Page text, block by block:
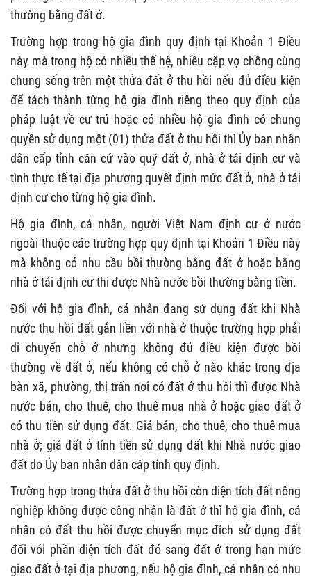
thường bằng đất ở.
Trường hợp trong hộ gia đình quy định tại Khoản 1 Điều
này mà trong hộ có nhiều thế hệ, nhiều cặp vợ chồng cùng
chung sống trên một thửa đất ở thu hồi nếu đủ điều kiện
để tách thành từng hộ gia đình riêng theo quy định của
pháp luật về cư trú hoặc có nhiều hộ gia đình có chung
quyền sử dụng một (01) thửa đất ở thu hồi thì Ủy ban nhân
dân cấp tỉnh căn cứ vào quỹ đất ở, nhà ở tái định cư và
tình thực tế tại địa phương quyết định mức đất ở, nhà ở tái
định cư cho từng hộ gia đình.
Hộ gia đình, cá nhân, người Việt Nam định cư ở nước
ngoài thuộc các trường hợp quy định tại Khoản 1 Điều này
mà không có nhu cầu bồi thường bằng đất ở hoặc bằng
nhà ở tái định cư thi được Nhà nước bồi thường bằng tiền.
Đối với hộ gia đình, cá nhân đang sử dụng đất khi Nhà
nước thu hồi đất gắn liền với nhà ở thuộc trường hợp phải
di chuyển chỗ ở nhưng không đủ điều kiện được bồi
thường về đất ở, nếu không có chỗ ở nào khác trong địa
bàn xã, phường, thị trấn nơi có đất ở thu hồi thì được Nhà
nước bán, cho thuê, cho thuê mua nhà ở hoặc giao đất ở
có thu tiền sử dụng đất. Giá bán, cho thuê, cho thuê mua
nhà ở; giá đất ở tính tiền sử dụng đất khi Nhà nước giao
đất do Ủy ban nhân dân cấp tỉnh quy định.
Trường hợp trong thửa đất ở thu hồi còn diện tích đất nông
nghiệp không được công nhận là đất ở thì hộ gia đình, cá
nhân có đất thu hồi được chuyển mục đích sử dụng đất
đối với phần diện tích đất đó sang đất ở trong hạn mức
giao đất ở tại địa phương, nếu hộ gia đình, cá nhân có nhu